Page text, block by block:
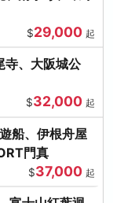
$29,000 起
寺、大阪城公
$32,000 起
船、伊根舟屋
門真
$37,000 起